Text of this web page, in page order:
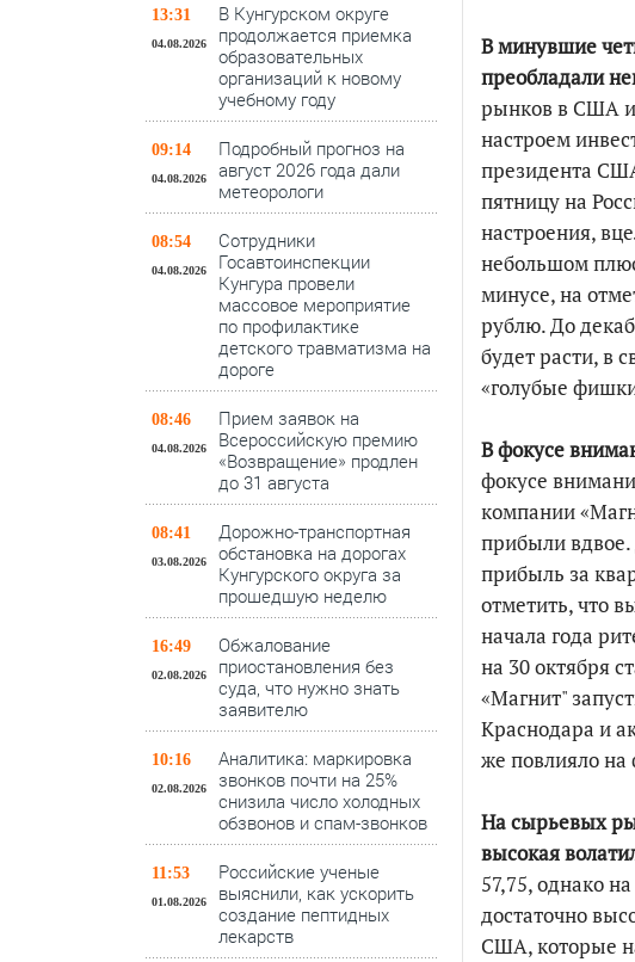
13:31
04.08.2026
В Кунгурском округе
продолжается приемка
образовательных
организаций к новому
учебному году
09:14
04.08.2026
Подробный прогноз на
август 2026 года дали
метеорологи
08:54
04.08.2026
Сотрудники
Госавтоинспекции
Кунгура провели
массовое мероприятие
по профилактике
детского травматизма на
дороге
08:46
04.08.2026
Прием заявок на
Всероссийскую премию
«Возвращение» продлен
до 31 августа
08:41
03.08.2026
Дорожно-транспортная
обстановка на дорогах
Кунгурского округа за
прошедшую неделю
16:49
02.08.2026
Обжалование
приостановления без
суда, что нужно знать
заявителю
10:16
02.08.2026
Аналитика: маркировка
звонков почти на 25%
снизила число холодных
обзвонов и спам-звонков
11:53
01.08.2026
Российские ученые
выяснили, как ускорить
создание пептидных
лекарств
В минувшие
преобладали
рынков в США и
настроем
президента
пятницу на
настроения,
небольшом
минусе, на
рублю. До
будет расти, в
«голубые
В фокусе
фокусе
компании
прибыли вдвое.
прибыль за
отметить, что
начала года
на 30 октября
«Магнит"
Краснодара и
же повлияло на
На сырьевых
высокая
57,75, однако
достаточно
США, которые